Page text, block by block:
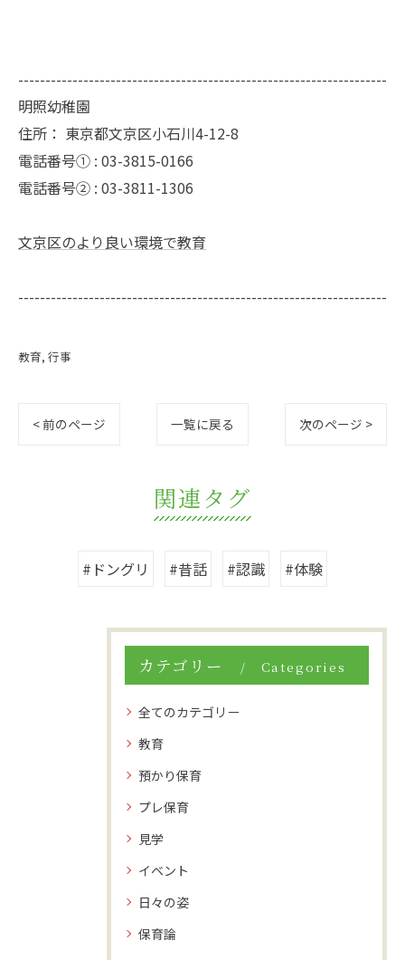
--------------------------------------------------------------------
明照幼稚園
住所： 東京都文京区小石川4-12-8
電話番号① : 03-3815-0166
電話番号② : 03-3811-1306
文京区のより良い環境で教育
--------------------------------------------------------------------
教育 行事
< 前のページ 一覧に戻る 次のページ >
関連タグ
#ドングリ #昔話 #認識 #体験
カテゴリー Categories
全てのカテゴリー
教育
預かり保育
プレ保育
見学
イベント
日々の姿
保育論